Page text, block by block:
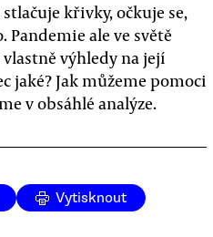
křivky, očkuje se,
ale ve světě
výhledy na její
jaké? Jak můžeme pomoci
v obsáhlé analýze.
Vytisknout